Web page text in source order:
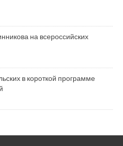
на всероссийских
в короткой программе